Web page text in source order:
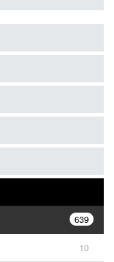
639
10